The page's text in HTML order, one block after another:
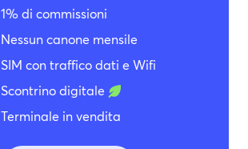
1% di commissioni
Nessun canone mensile
SIM con traffico dati e Wifi
Scontrino digitale
Terminale in vendita